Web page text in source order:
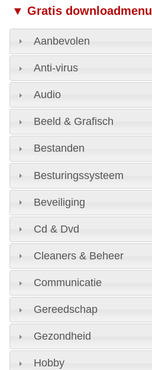
▼ Gratis downloadmenu
Aanbevolen
Anti-virus
Audio
Beeld & Grafisch
Bestanden
Besturingssysteem
Beveiliging
Cd & Dvd
Cleaners & Beheer
Communicatie
Gereedschap
Gezondheid
Hobby